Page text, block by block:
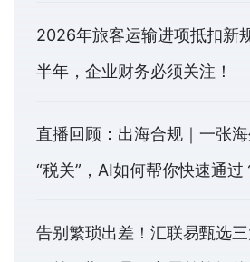
2026年旅客运输进项抵扣新
半年，企业财务必须关注！
直播回顾：出海合规｜一张
“税关”，AI如何帮你快速通过
告别繁琐出差！汇联易甄选